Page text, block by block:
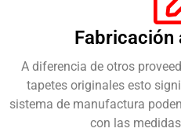
Fabricación
A diferencia de otros
tapetes originales esto
sistema de manufactura
con las